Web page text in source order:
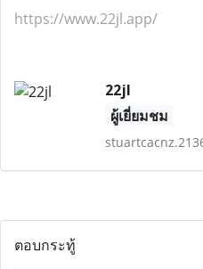
https://www.22jl.app/
22jl
ผู้เยี่ยมชม
ตอบกระทู้